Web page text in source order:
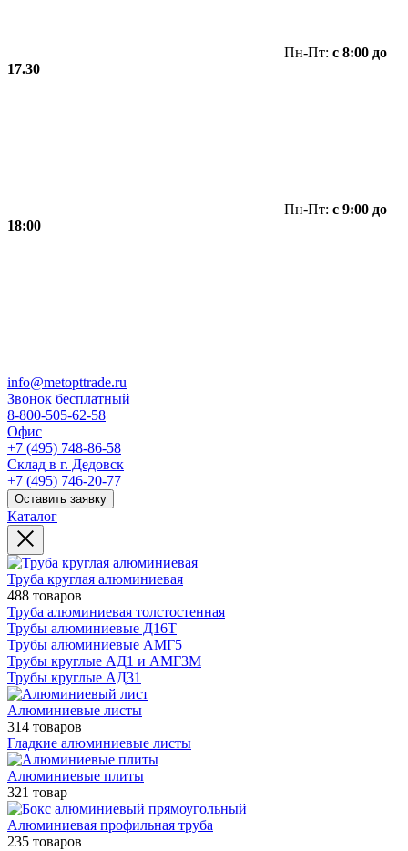
Пн-Пт: с 8:00 до
17.30
Пн-Пт: с 9:00 до
18:00
info@metopttrade.ru
Звонок бесплатный
8-800-505-62-58
Офис
+7 (495) 748-86-58
Склад в г. Дедовск
+7 (495) 746-20-77
Оставить заявку
Каталог
Труба круглая алюминиевая
488 товаров
Труба алюминиевая толстостенная
Трубы алюминиевые Д16Т
Трубы алюминиевые АМГ5
Трубы круглые АД1 и АМГ3М
Трубы круглые АД31
Алюминиевые листы
314 товаров
Гладкие алюминиевые листы
Алюминиевые плиты
321 товар
Алюминиевая профильная труба
235 товаров